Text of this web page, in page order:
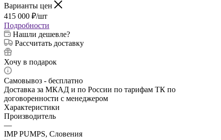
Варианты цен
415 000 ₽/шт
Подробности
Нашли дешевле?
Рассчитать доставку
Хочу в подарок
Самовывоз - бесплатно
Доставка за МКАД и по России по тарифам ТК по
договоренности с менеджером
Характеристики
Производитель
—
IMP PUMPS, Словения